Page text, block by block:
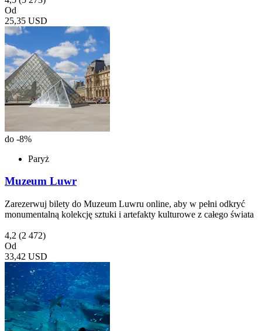
Od
25,35 USD
do -8%
Paryż
Muzeum Luwr
Zarezerwuj bilety do Muzeum Luwru online, aby w pełni odkryć
monumentalną kolekcję sztuki i artefakty kulturowe z całego świata
4,2 (2 472)
Od
33,42 USD